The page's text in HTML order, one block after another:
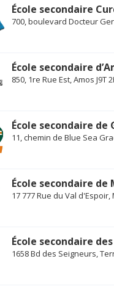
École secondaire
700, boulevard Docteur
École secondaire
850, 1re Rue Est, Amos J9T
École secondaire de
11, chemin de Blue Sea
École secondaire de
17 777 Rue du Val d'Espoir,
École secondaire
1658 Bd des Seigneurs,